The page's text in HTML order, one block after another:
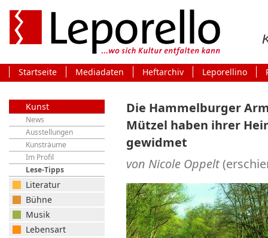
Startseite Mediadaten Heftarchiv Leporellino
Kunst
News
Ausstellungen
Kunsträume
Im Profil
Lese-Tipps
Literatur
Bühne
Musik
Lebensart
Die Hammelburger
Mützel haben ihrer
gewidmet
von Nicole Oppelt